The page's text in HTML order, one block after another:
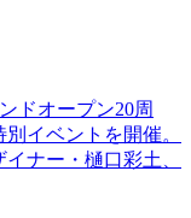
ドオープン20周
イベントを開催。
ナー・樋口彩土、